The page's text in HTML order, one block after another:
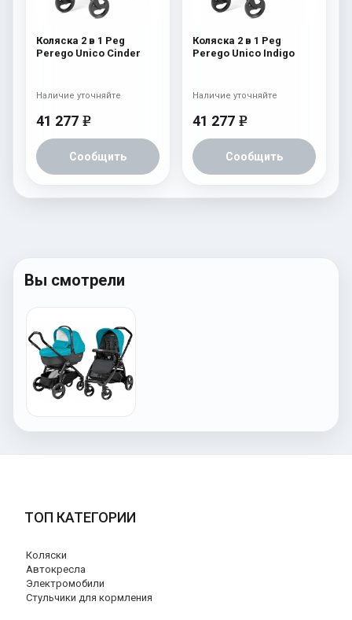
Коляска 2 в 1 Peg
Perego Unico Cinder
41 277 e
Сообщить
Наличие уточняйте
Коляска 2 в 1 Peg
Perego Unico Indigo
41 277 e
Сообщить
Наличие уточняйте
Вы смотрели
ТОП КАТЕГОРИИ
Коляски
Автокресла
Электромобили
Стульчики для кормления